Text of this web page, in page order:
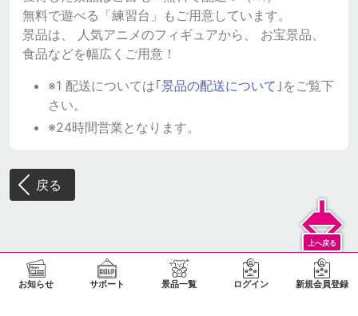
お知らせ サポート 景品一覧 ログイン 新規会員登録
無料で遊べる「練習台」もご用意しています。
景品は、 人気アニメのフィギュアから、 お宝景品、
食品などを幅広くご用意！
※1 配送については｢景品の配送について｣ をご覧下
さい。
※24時間営業となります。
戻る